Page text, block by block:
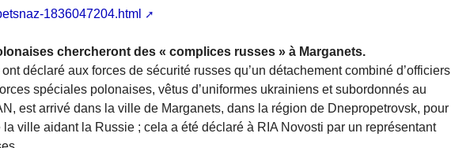
1836047204.html
chercheront des « complices russes » à Marganets.
déclaré aux forces de sécurité russes qu’un détachement combiné d’officiers
spéciales polonaises, vêtus d’uniformes ukrainiens et subordonnés au
est arrivé dans la ville de Marganets, dans la région de Dnepropetrovsk, pour
ville aidant la Russie ; cela a été déclaré à RIA Novosti par un représentant